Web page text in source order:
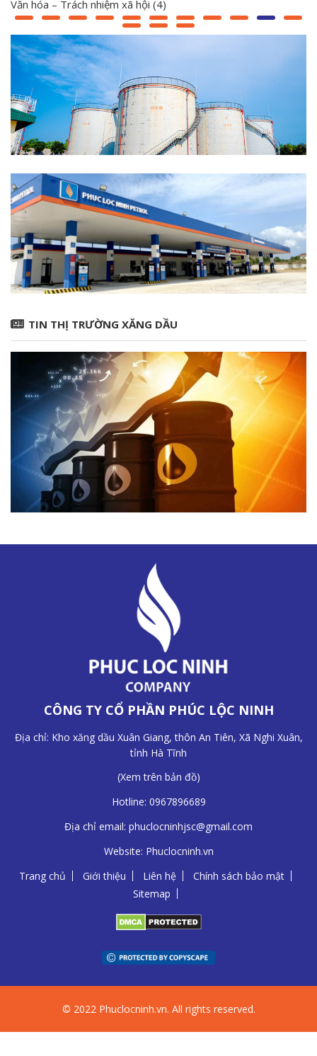
Văn hóa – Trách nhiệm xã hội (4)
TIN THỊ TRƯỜNG XĂNG DẦU
CÔNG TY CỔ PHẦN PHÚC LỘC NINH
Địa chỉ: Kho xăng dầu Xuân Giang, thôn An Tiên, Xã Nghi Xuân,
tỉnh Hà Tĩnh
(Xem trên bản đồ)
Hotline: 0967896689
Địa chỉ email: phuclocninhjsc@gmail.com
Website: Phuclocninh.vn
Trang chủ
Giới thiệu Liên hệ
Chính sách bảo mật
Sitemap
© 2022 Phuclocninh.vn. All rights reserved.